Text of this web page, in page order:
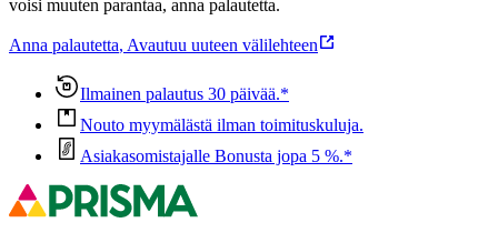
voisi muuten parantaa, anna palautetta.
Anna palautetta, Avautuu uuteen välilehteen
Ilmainen palautus 30 päivää.*
Nouto myymälästä ilman toimituskuluja.
Asiakasomistajalle Bonusta jopa 5 %.*